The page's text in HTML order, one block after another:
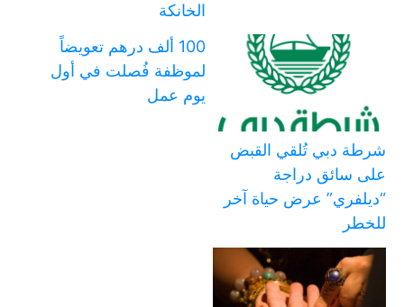
الخانكة
شرطة دبي تُلقي القبض
على سائق دراجة
“ديلفري” عرض حياة آخر
للخطر
100 ألف درهم تعويضاً
لموظفة فُصلت في أول
يوم عمل